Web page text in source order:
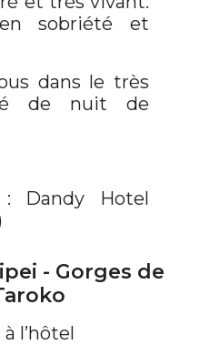
sobriété et
dans le très
de nuit de
: Dandy Hotel
- Gorges de
l’hôtel